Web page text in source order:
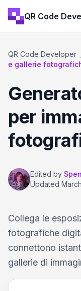
QR Code
QR Code Developer
e gallerie
per
Edited by
Updated
Collega le
fotografiche
connettono
gallerie di